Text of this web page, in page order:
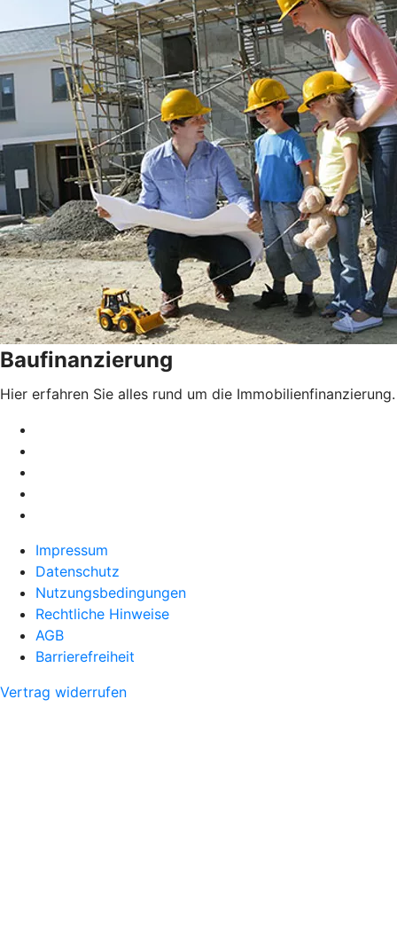
Baufinanzierung
Hier erfahren Sie alles rund um die Immobilienfinanzierung.
Impressum
Datenschutz
Nutzungsbedingungen
Rechtliche Hinweise
AGB
Barrierefreiheit
Vertrag widerrufen